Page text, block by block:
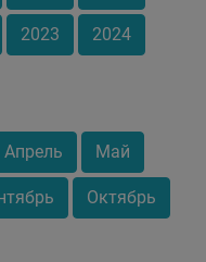
2023 2024
Апрель Май
Октябрь